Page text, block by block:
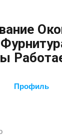
Профиль